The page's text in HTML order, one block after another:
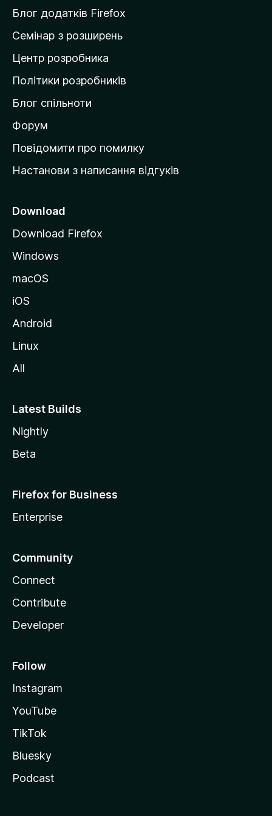
и
а
д
о
і
в
к
M
z
l
l
Блог додатків Firefox
Семінар з розширень
Центр розробника
Політики розробників
Блог спільноти
Форум
Повідомити про помилку
Настанови з написання відгуків
Download
Download Firefox
Windows
macOS
iOS
Android
Linux
All
Latest Builds
Nightly
Beta
Firefox for Business
Enterprise
Community
Connect
Contribute
Developer
Follow
Instagram
YouTube
TikTok
Bluesky
Podcast